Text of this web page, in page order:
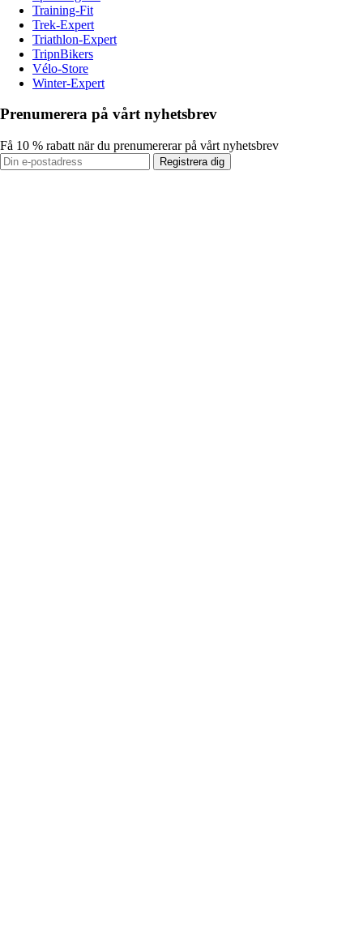
Training-Fit
Trek-Expert
Triathlon-Expert
TripnBikers
Vélo-Store
Winter-Expert
Prenumerera på vårt nyhetsbrev
Få 10 % rabatt när du prenumererar på vårt nyhetsbrev
Registrera dig